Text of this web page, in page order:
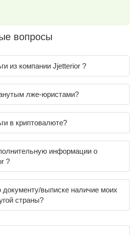
вопросы
из компании Jjetterior ?
лже-юристами?
в криптовалюте?
информации о
?
документу/выписке наличие моих
страны?